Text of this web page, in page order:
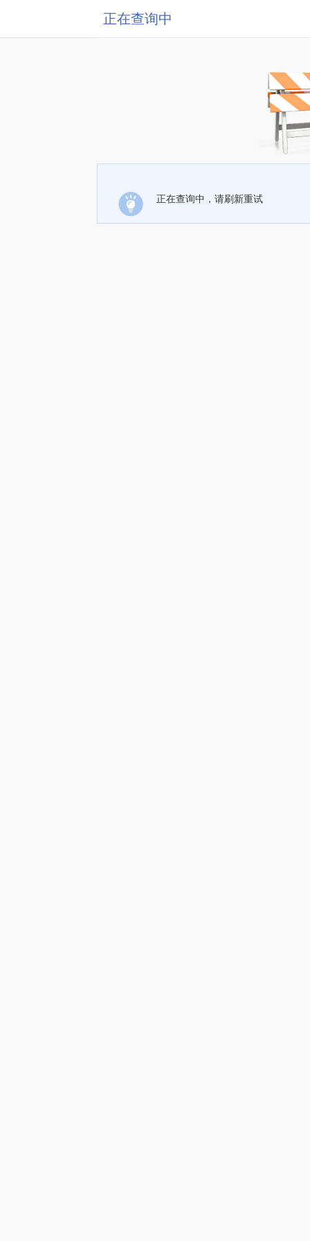
正在查询中
正在查询中，请刷新重试